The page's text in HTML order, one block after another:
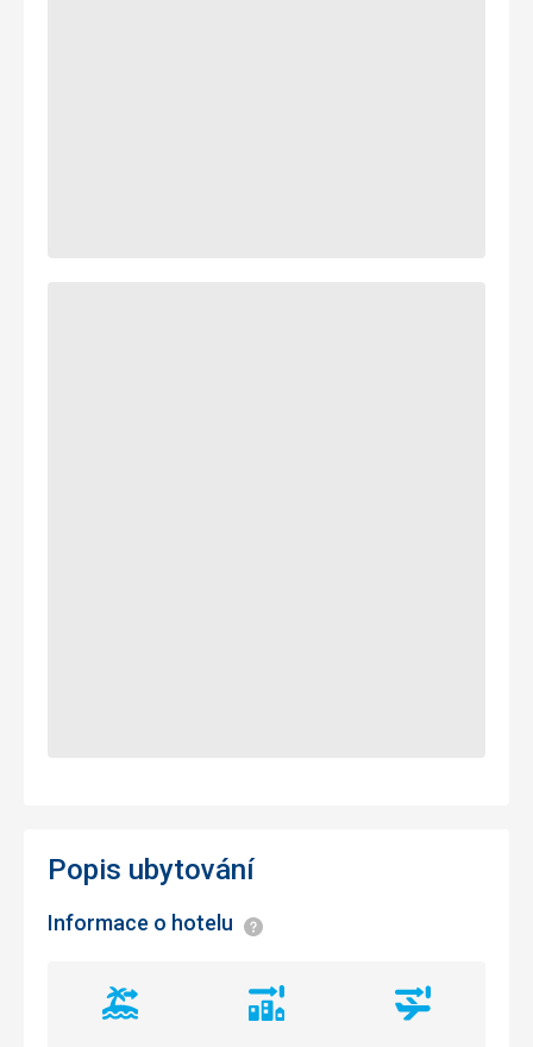
Popis ubytování
Informace o hotelu Informace
Vzdálenost
Vzdálenost
Vzdálenost